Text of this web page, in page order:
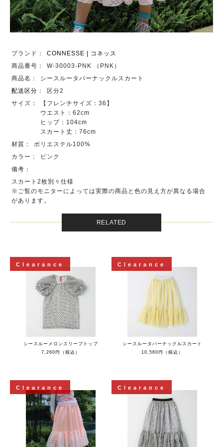
ブランド：
CONNESSE | コネッス
商品番号：
W-30003-PNK （PNK）
商品名：
シースルータバーナックルスカート
配送区分 ：
区分2
サイズ：
【フレンチサイズ：36】
ウエスト：62cm
ヒップ：104cm
スカート丈：76cm
材質：
ポリエステル100%
カラー：
ピンク
備考：
スカート2枚別々仕様
※ご覧のモニターによっては実際の商品と色の見え方が異なる場合
があります。
RELATED
Clearance
シースルーメロンスリーブトップ
7,260円（税込）
Clearance
シースルータバーナックルスカート
10,560円（税込）
Clearance Clearance